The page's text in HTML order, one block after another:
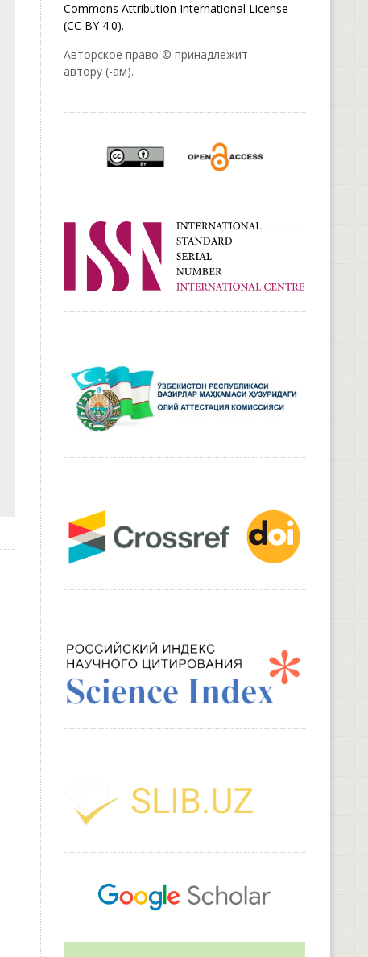
Commons Attribution International License
(CC BY 4.0).
Авторское право © принадлежит
автору (-ам).